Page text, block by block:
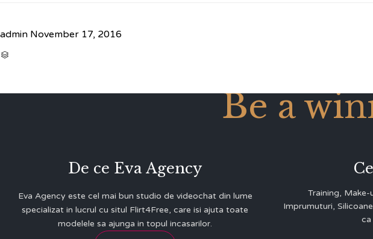
admin November 17, 2016

Be a
De ce Eva Agency
Eva Agency este cel mai bun studio de videochat din lume
specializat in lucrul cu situl Flirt4Free, care isi ajuta toate
modelele sa ajunga in topul incasarilor.
Training, Make-
Imprumuturi,
ca